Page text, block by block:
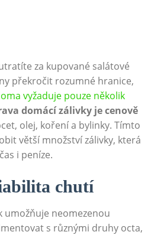
⁢za kupované salátové
překročit rozumné hranice,
vyžaduje pouze několik⁤
domácí zálivky je cenově
olej, koření a bylinky. Tímto
‌větší množství zálivky, která
i peníze.
chutí
umožňuje neomezenou
s‌ různými druhy octa,